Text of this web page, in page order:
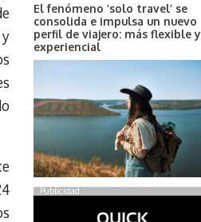
El fenómeno ‘solo travel’ se
consolida e impulsa un nuevo
perfil de viajero: más flexible y
experiencial
Publicidad